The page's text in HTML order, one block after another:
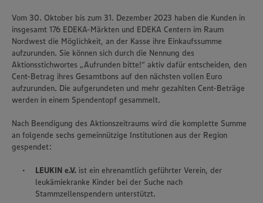
Vom 30. Oktober bis zum 31. Dezember 2023 haben die Kunden in
insgesamt 176 EDEKA-Märkten und EDEKA Centern im Raum
Nordwest die Möglichkeit, an der Kasse ihre Einkaufssumme
aufzurunden. Sie können sich durch die Nennung des
Aktionsstichwortes „Aufrunden bitte!“ aktiv dafür entscheiden, den
Cent-Betrag ihres Gesamtbons auf den nächsten vollen Euro
aufzurunden. Die aufgerundeten und mehr gezahlten Cent-Beträge
werden in einem Spendentopf gesammelt.
Nach Beendigung des Aktionszeitraums wird die komplette Summe
an folgende sechs gemeinnützige Institutionen aus der Region
gespendet:
LEUKIN e.V. ist ein ehrenamtlich geführter Verein, der
leukämiekranke Kinder bei der Suche nach
Stammzellenspendern unterstützt.